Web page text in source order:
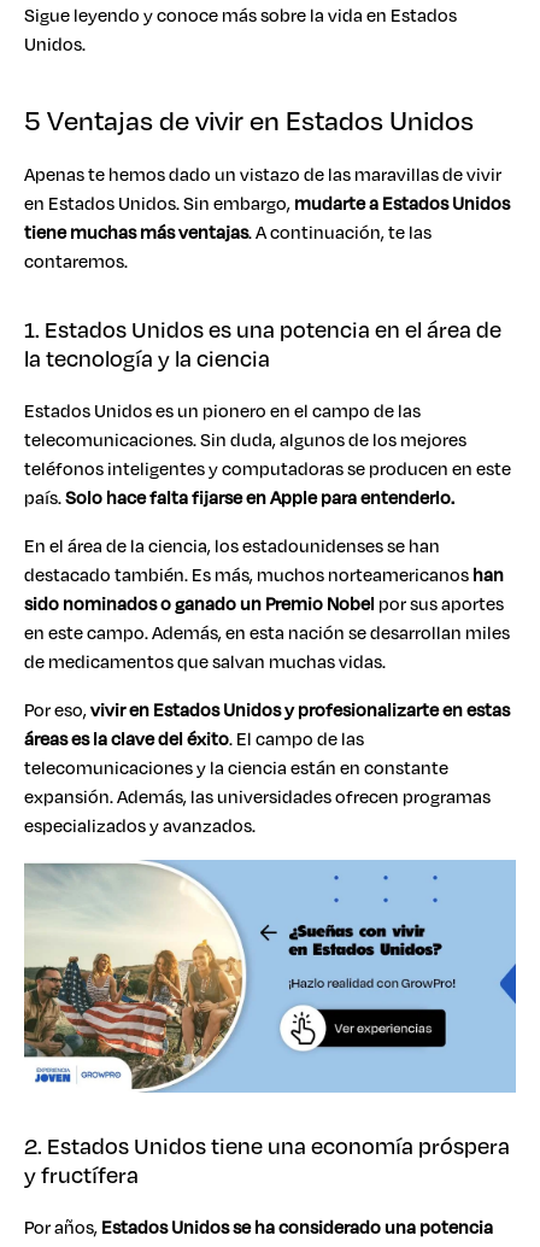
Sigue leyendo y conoce más sobre la vida en Estados
Unidos.
5 Ventajas de vivir en Estados Unidos
Apenas te hemos dado un vistazo de las maravillas de vivir
en Estados Unidos. Sin embargo,mudarte a Estados Unidos
tiene muchas más ventajas. A continuación, te las
contaremos.
1. Estados Unidos es una potencia en el área de
la tecnología y la ciencia
Estados Unidos es un pionero en el campo de las
telecomunicaciones. Sin duda, algunos de los mejores
teléfonos inteligentes y computadoras se producen en este
país.Solo hace falta fijarse en Apple para entenderlo.
En el área de la ciencia, los estadounidenses se han
destacado también. Es más, muchos norteamericanoshan
sido nominados o ganado un Premio Nobel por sus aportes
en este campo. Además, en esta nación se desarrollan miles
de medicamentos que salvan muchas vidas.
Por eso,vivir en Estados Unidos y profesionalizarte en estas
áreas es la clave del éxito. El campo de las
telecomunicaciones y la ciencia están en constante
expansión. Además, las universidades ofrecen programas
especializados y avanzados.
2. Estados Unidos tiene una economía próspera
y fructífera
Por años,Estados Unidos se ha considerado una potencia